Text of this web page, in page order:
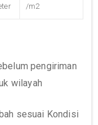
/m2
pengiriman
wilayah
sesuai Kondisi